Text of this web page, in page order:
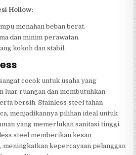
Hollow:
menahan beban berat.
dan minim perawatan.
kokoh dan stabil.
cocok untuk usaha yang
luar ruangan dan membutuhkan
bersih. Stainless steel tahan
menjadikannya pilihan ideal untuk
yang memerlukan sanitasi tinggi.
steel memberikan kesan
kepercayaan pelanggan